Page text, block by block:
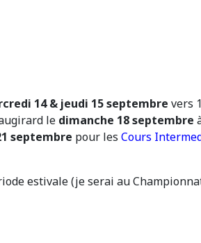
14 & jeudi 15 septembre vers
le dimanche 18 septembre
septembre pour les Cours
estivale (je serai au